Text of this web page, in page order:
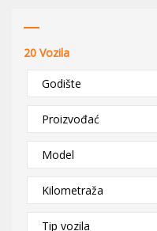
20 Vozila
Godište
Proizvođać
Model
Kilometraža
Tip vozila